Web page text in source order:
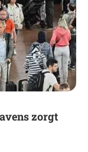
zorgt